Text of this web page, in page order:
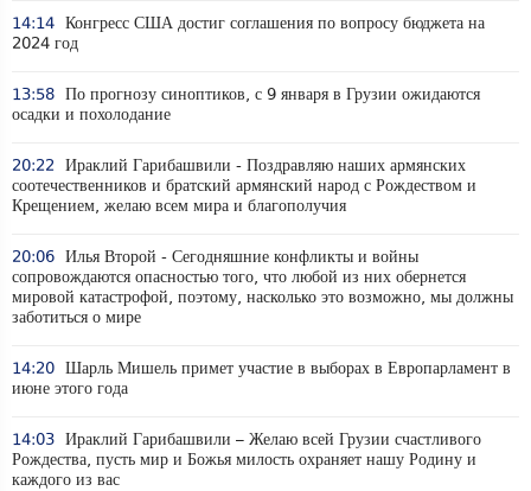
14:14 Конгресс США достиг соглашения по вопросу бюджета на
2024 год
13:58 По прогнозу синоптиков, с 9 января в Грузии ожидаются
осадки и похолодание
20:22 Ираклий Гарибашвили - Поздравляю наших армянских
соотечественников и братский армянский народ с Рождеством и
Крещением, желаю всем мира и благополучия
20:06 Илья Второй - Сегодняшние конфликты и войны
сопровождаются опасностью того, что любой из них обернется
мировой катастрофой, поэтому, насколько это возможно, мы должны
заботиться о мире
14:20 Шарль Мишель примет участие в выборах в Европарламент в
июне этого года
14:03 Ираклий Гарибашвили – Желаю всей Грузии счастливого
Рождества, пусть мир и Божья милость охраняет нашу Родину и
каждого из вас